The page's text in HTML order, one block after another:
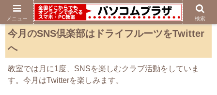
今月のSNS倶楽部はドライフルーツをTwitter
へ
教室では月に1度、SNSを楽しむクラブ活動をしていま
す。今月はTwitterを楽しみます。
メニュー 検索